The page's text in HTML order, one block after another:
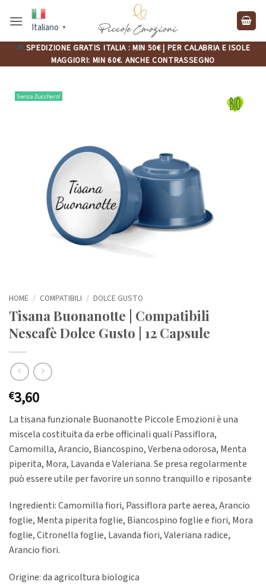
Italiano ▼
🚚 SPEDIZIONE GRATIS ITALIA : MIN 50€ | PER CALABRIA E ISOLE
MAGGIORI: MIN 60€. ANCHE CONTRASSEGNO
Senza Zucchero!
HOME / COMPATIBILI / DOLCE GUSTO
Tisana Buonanotte | Compatibili
Nescafè Dolce Gusto | 12 Capsule
€3,60
La tisana funzionale Buonanotte Piccole Emozioni è una
miscela costituita da erbe officinali quali Passiflora,
Camomilla, Arancio, Biancospino, Verbena odorosa, Menta
piperita, Mora, Lavanda e Valeriana. Se presa regolarmente
può essere utile per favorire un sonno tranquillo e riposante
Ingredienti: Camomilla fiori, Passiflora parte aerea, Arancio
foglie, Menta piperita foglie, Biancospino foglie e fiori, Mora
foglie, Citronella foglie, Lavanda fiori, Valeriana radice,
Arancio fiori.
Origine: da agricoltura biologica